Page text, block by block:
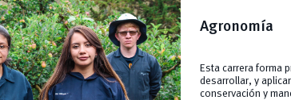
Agronomía
Esta carrera forma
desarrollar, y
conservación y